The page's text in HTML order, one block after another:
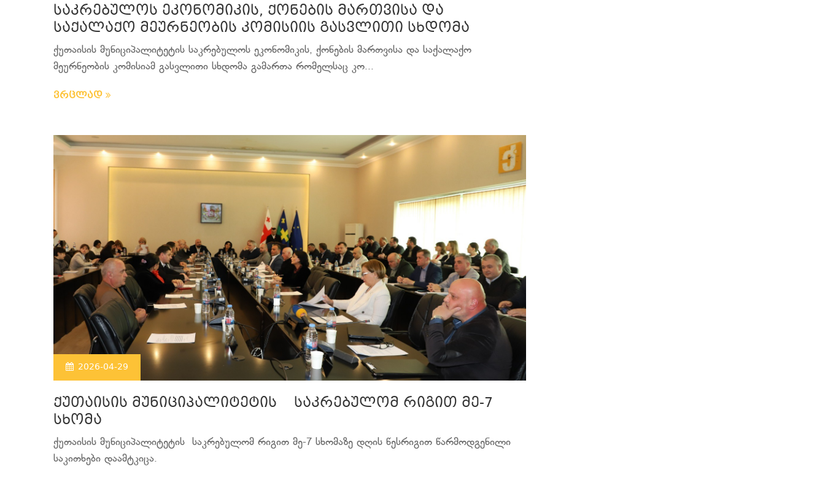
საკრებულოს ეკონომიკის, ქონების მართვისა და
საქალაქო მეურნეობის კომისიის გასვლითი სხდომა
ქუთაისის მუნიციპალიტეტის საკრებულოს ეკონომიკის, ქონების მართვისა და საქალაქო
მეურნეობის კომისიამ გასვლითი სხდომა გამართა რომელსაც კო...
ვრცლად
2026-04-29
ქუთაისის მუნიციპალიტეტის საკრებულომ რიგით მე-7
სხომა
ქუთაისის მუნიციპალიტეტის საკრებულომ რიგით მე-7 სხომაზე დღის წესრიგით წარმოდგენილი
საკითხები დაამტკიცა.